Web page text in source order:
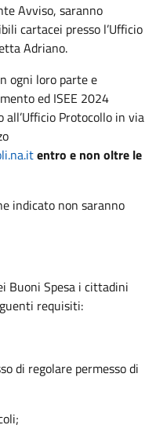
Avviso, saranno
cartacei presso l’Ufficio
Adriano.
ogni loro parte e
ed ISEE 2024
Protocollo in via
entro e non oltre le
indicato non saranno
Buoni Spesa i cittadini
requisiti:
regolare permesso di